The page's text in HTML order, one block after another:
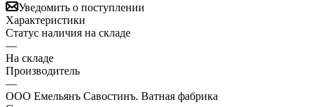
Уведомить о поступлении
Характеристики
Статус наличия на складе
—
На складе
Производитель
—
ООО Емельянъ Савостинъ. Ватная фабрика